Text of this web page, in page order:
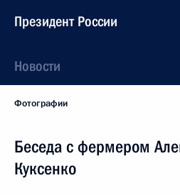
Президент России
Новости
Фотографии
Беседа с фермером
Куксенко